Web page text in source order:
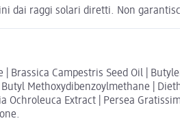
dai raggi solari diretti. Non
| Brassica Campestris Seed Oil |
Butyl Methoxydibenzoylmethane |
Ochroleuca Extract | Persea